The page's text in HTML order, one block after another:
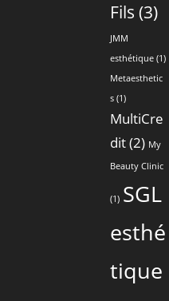
Fils (3)
JMM
esthétique (1)
Metaesthetic
s (1)
MultiCre
dit(2) My
Beauty Clinic
(1) SGL
esthé
tique